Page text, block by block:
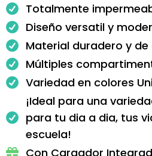
Totalmente
Diseño versatil y
Material duradero y
Múltiples
Variedad en colores
¡Ideal para una
para tu dia a dia, tus
escuela!
Con Cargador